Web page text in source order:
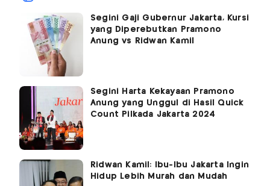
Segini Gaji Gubernur Jakarta, Kursi
yang Diperebutkan Pramono
Anung vs Ridwan Kamil
Segini Harta Kekayaan Pramono
Anung yang Unggul di Hasil Quick
Count Pilkada Jakarta 2024
Ridwan Kamil: Ibu-Ibu Jakarta Ingin
Hidup Lebih Murah dan Mudah